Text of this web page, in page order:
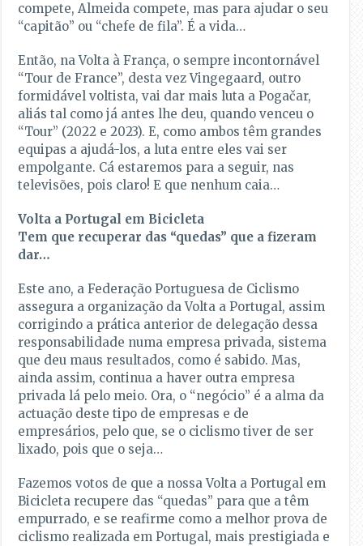
compete, Almeida compete, mas para ajudar o seu
“capitão” ou “chefe de fila”. É a vida…
Então, na Volta à França, o sempre incontornável
“Tour de France”, desta vez Vingegaard, outro
formidável voltista, vai dar mais luta a Pogačar,
aliás tal como já antes lhe deu, quando venceu o
“Tour” (2022 e 2023). E, como ambos têm grandes
equipas a ajudá-los, a luta entre eles vai ser
empolgante. Cá estaremos para a seguir, nas
televisões, pois claro! E que nenhum caia…
Volta a Portugal em Bicicleta
Tem que recuperar das “quedas” que a fizeram
dar…
Este ano, a Federação Portuguesa de Ciclismo
assegura a organização da Volta a Portugal, assim
corrigindo a prática anterior de delegação dessa
responsabilidade numa empresa privada, sistema
que deu maus resultados, como é sabido. Mas,
ainda assim, continua a haver outra empresa
privada lá pelo meio. Ora, o “negócio” é a alma da
actuação deste tipo de empresas e de
empresários, pelo que, se o ciclismo tiver de ser
lixado, pois que o seja…
Fazemos votos de que a nossa Volta a Portugal em
Bicicleta recupere das “quedas” para que a têm
empurrado, e se reafirme como a melhor prova de
ciclismo realizada em Portugal, mais prestigiada e